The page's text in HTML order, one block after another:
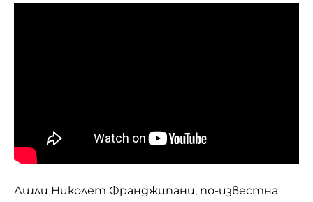
Ашли Николет Франджипани, по-известна